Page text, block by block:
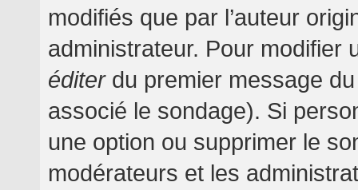
modifiés que par l’auteur
administrateur. Pour modifier
éditerdu premier message
associé le sondage). Si
une option ou supprimer le
modérateurs et les